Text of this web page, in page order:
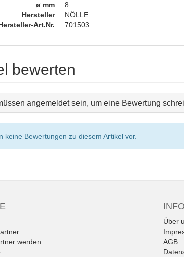
ø mm
8
Hersteller
NÖLLE
Art.Nr.
701503
bewerten
angemeldet sein, um eine Bewertung
keine Bewertungen zu diesem Artikel vor.
werden
Über
AGB